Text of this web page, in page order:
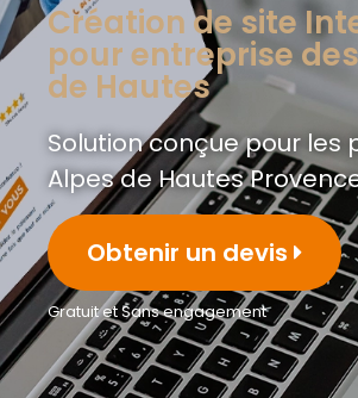
Création de site
pour entreprise
de Hautes
Solution conçue pour les
Alpes de Hautes
Obtenir un devis
Gratuit et Sans engagement